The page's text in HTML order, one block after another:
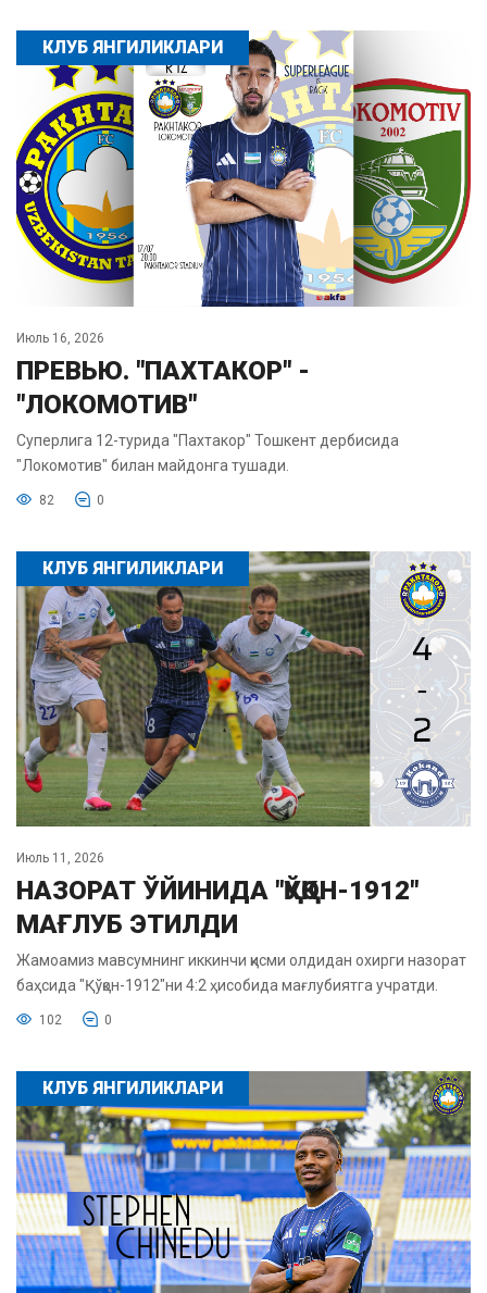
КЛУБ ЯНГИЛИКЛАРИ
Июль 16, 2026
ПРЕВЬЮ. "ПАХТАКОР" -
"ЛОКОМОТИВ"
Суперлига 12-турида "Пахтакор" Тошкент дербисида
"Локомотив" билан майдонга тушади.
82 0
КЛУБ ЯНГИЛИКЛАРИ
Июль 11, 2026
НАЗОРАТ ЎЙИНИДА "ҚЎҚОН-1912"
МАҒЛУБ ЭТИЛДИ
Жамоамиз мавсумнинг иккинчи қисми олдидан охирги назорат
баҳсида "Қўқон-1912"ни 4:2 ҳисобида мағлубиятга учратди.
102 0
КЛУБ ЯНГИЛИКЛАРИ